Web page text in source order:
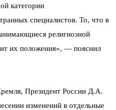
категории
специалистов. То, что в
религиозной
их положения», — пояснил
Президент России Д.А.
изменений в отдельные